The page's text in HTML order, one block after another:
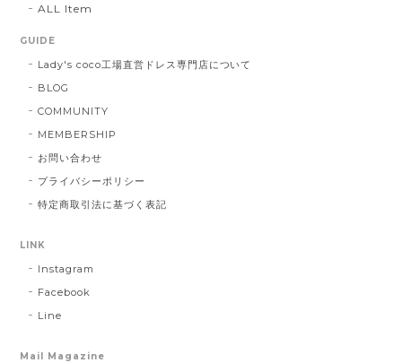
ALL Item
GUIDE
Lady's coco工場直営ドレス専門店について
BLOG
COMMUNITY
MEMBERSHIP
お問い合わせ
プライバシーポリシー
特定商取引法に基づく表記
LINK
Instagram
Facebook
Line
Mail Magazine